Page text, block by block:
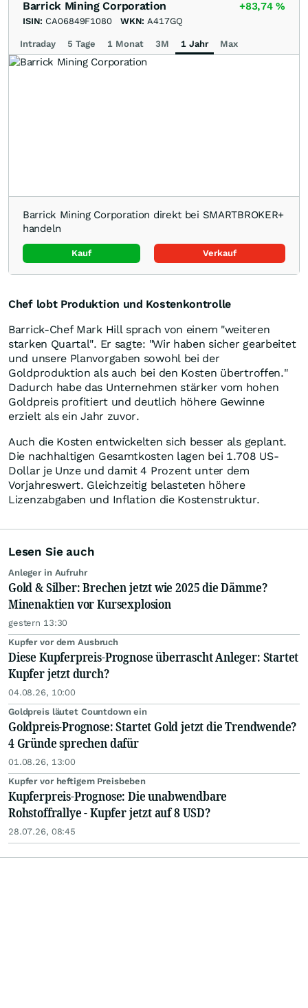
Barrick Mining Corporation +83,74%
ISIN: CA06849F1080 WKN: A417GQ
Intraday 5 Tage 1 Monat 3M 1 Jahr Max
Barrick Mining Corporation direkt bei SMARTBROKER+
handeln
Kauf Verkauf
Chef lobt Produktion und Kostenkontrolle
Barrick-Chef Mark Hill sprach von einem "weiteren
starken Quartal". Er sagte: "Wir haben sicher gearbeitet
und unsere Planvorgaben sowohl bei der
Goldproduktion als auch bei den Kosten übertroffen."
Dadurch habe das Unternehmen stärker vom hohen
Goldpreis profitiert und deutlich höhere Gewinne
erzielt als ein Jahr zuvor.
Auch die Kosten entwickelten sich besser als geplant.
Die nachhaltigen Gesamtkosten lagen bei 1.708 US-
Dollar je Unze und damit 4 Prozent unter dem
Vorjahreswert. Gleichzeitig belasteten höhere
Lizenzabgaben und Inflation die Kostenstruktur.
Lesen Sie auch
Anleger in Aufruhr
Gold & Silber: Brechen jetzt wie 2025 die Dämme?
Minenaktien vor Kursexplosion
gestern 13:30
Kupfer vor dem Ausbruch
Diese Kupferpreis-Prognose überrascht Anleger: Startet
Kupfer jetzt durch?
04.08.26, 10:00
Goldpreis läutet Countdown ein
Goldpreis-Prognose: Startet Gold jetzt die Trendwende?
4 Gründe sprechen dafür
01.08.26, 13:00
Kupfer vor heftigem Preisbeben
Kupferpreis-Prognose: Die unabwendbare
Rohstoffrallye - Kupfer jetzt auf 8 USD?
28.07.26, 08:45